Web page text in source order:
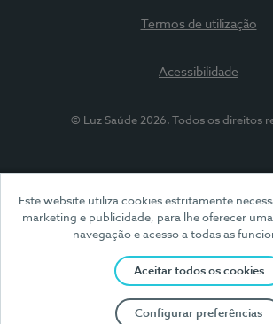
Este website utiliza cookies estritamente
marketing e publicidade, para lhe oferecer
navegação e acesso a todas as
Aceitar todos os cookies
Configurar preferências
Termos de utilização
Acessibilidade
© Luz Saúde 2026. Todos os direitos